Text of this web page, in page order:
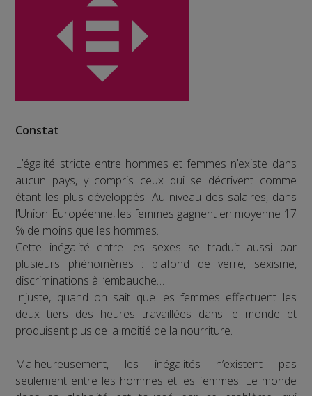
Constat
L’égalité stricte entre hommes et femmes n’existe dans
aucun pays, y compris ceux qui se décrivent comme
étant les plus développés. Au niveau des salaires, dans
l’Union Européenne, les femmes gagnent en moyenne 17
% de moins que les hommes.
Cette inégalité entre les sexes se traduit aussi par
plusieurs phénomènes : plafond de verre, sexisme,
discriminations à l’embauche…
Injuste, quand on sait que les femmes effectuent les
deux tiers des heures travaillées dans le monde et
produisent plus de la moitié de la nourriture.
Malheureusement, les inégalités n’existent pas
seulement entre les hommes et les femmes. Le monde